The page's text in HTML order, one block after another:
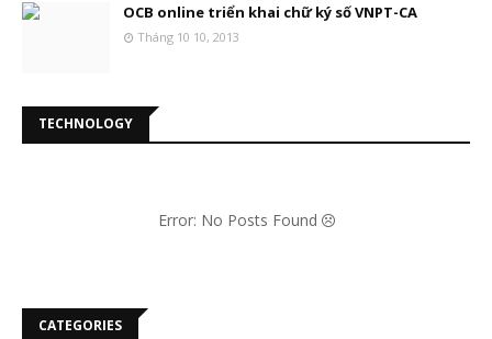
OCB online triển khai chữ ký số VNPT-CA
Tháng 10 10, 2013
TECHNOLOGY
Error: No Posts Found
CATEGORIES